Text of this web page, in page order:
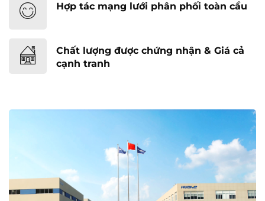
Hợp tác mạng lưới phân phối toàn cầu
Chất lượng được chứng nhận & Giá cả
cạnh tranh